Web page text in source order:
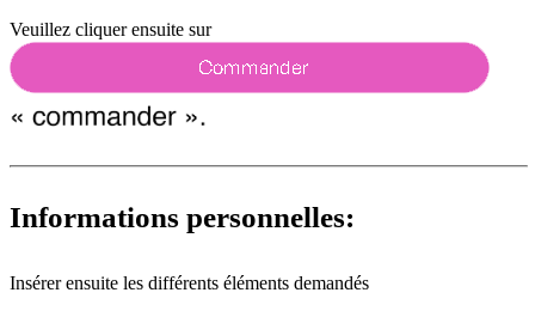
Veuillez cliquer ensuite sur
Informations personnelles:
Insérer ensuite les différents éléments demandés